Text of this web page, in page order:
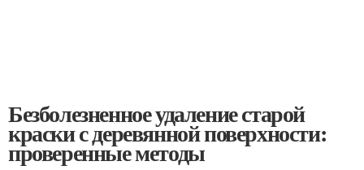
Безболезненное удаление старой
краски с деревянной поверхности:
проверенные методы